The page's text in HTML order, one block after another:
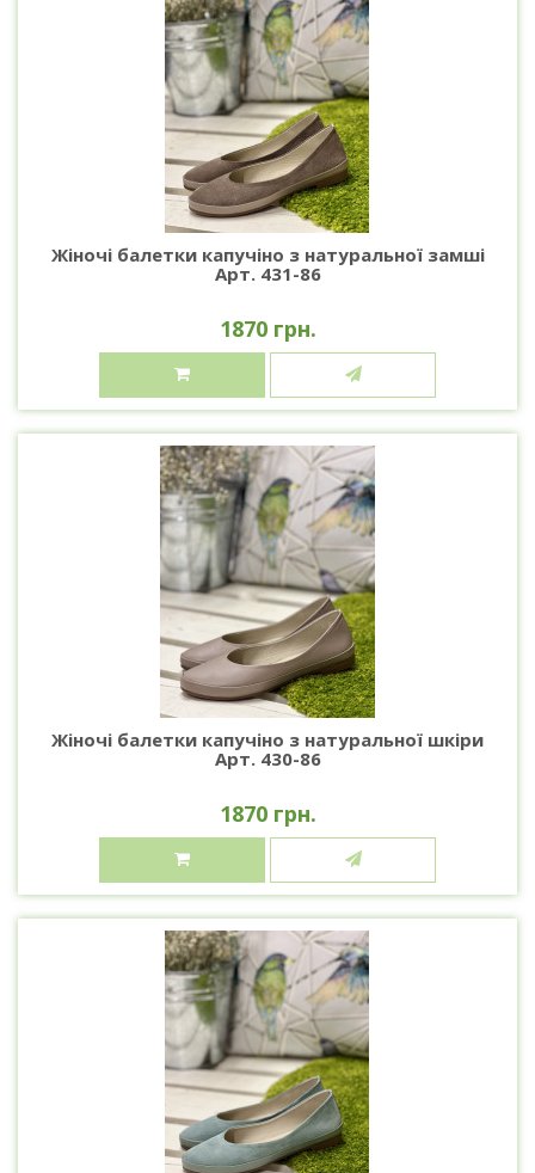
Жіночі балетки капучіно з натуральної замші
Арт. 431-86
1870 грн.
Жіночі балетки капучіно з натуральної шкіри
Арт. 430-86
1870 грн.